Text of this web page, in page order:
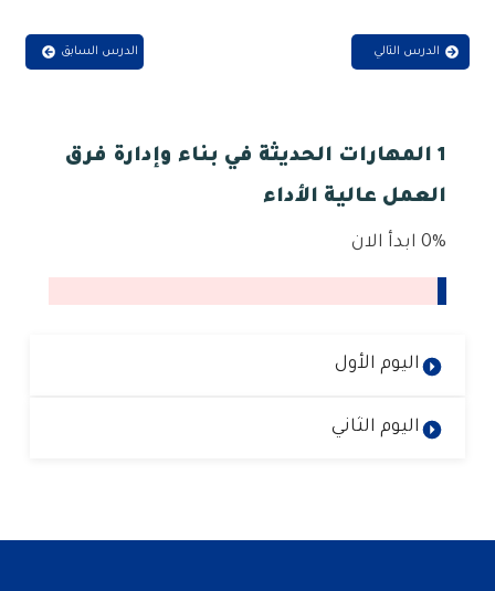
الدرس التالي الدرس السابق
1 المهارات الحديثة في بناء وإدارة فرق
العمل عالية الأداء
0% ابدأ الان
اليوم الأول
اليوم الثاني